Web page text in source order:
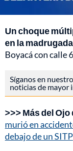
Un choque
en la
Boyacá con calle
Síganos en nuestro
noticias de mayor
>>> Más del Ojo
murió en
debajo de un SITP